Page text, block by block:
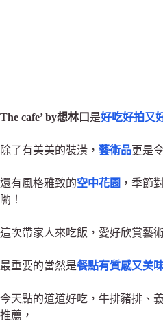
The cafe’ by想林口 是好吃好拍又
除了有美美的裝潢， 藝術品更是
還有風格雅致的空中花園 ，季節
喲！
這次帶家人來吃飯，愛好欣賞藝
最重要的當然是餐點有質感又美
今天點的道道好吃，牛排豬排、
推薦 ，